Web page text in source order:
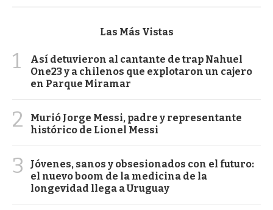
Las Más Vistas
1
Así detuvieron al cantante de trap Nahuel
One23 y a chilenos que explotaron un cajero
en Parque Miramar
2
Murió Jorge Messi, padre y representante
histórico de Lionel Messi
3
Jóvenes, sanos y obsesionados con el futuro:
el nuevo boom de la medicina de la
longevidad llega a Uruguay